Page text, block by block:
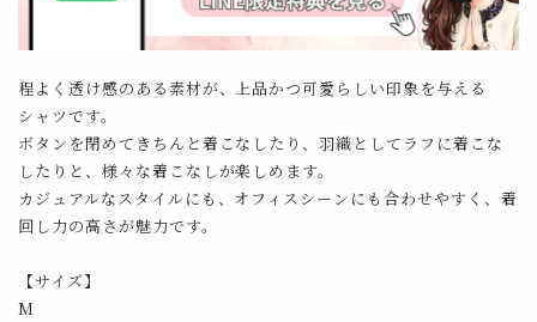
程よく透け感のある素材が、上品かつ可愛らしい印象を与える
シャツです。
ボタンを閉めてきちんと着こなしたり、羽織としてラフに着こな
したりと、様々な着こなしが楽しめます。
カジュアルなスタイルにも、オフィスシーンにも合わせやすく、着
回し力の高さが魅力です。
【サイズ】
M